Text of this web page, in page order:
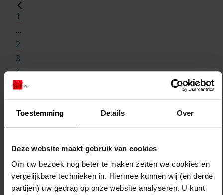
Toestemming Details Over
Deze website maakt gebruik van cookies
Om uw bezoek nog beter te maken zetten we cookies en
vergelijkbare technieken in. Hiermee kunnen wij (en derde
partijen) uw gedrag op onze website analyseren. U kunt
1
...
2
3
4
5
6
...
0